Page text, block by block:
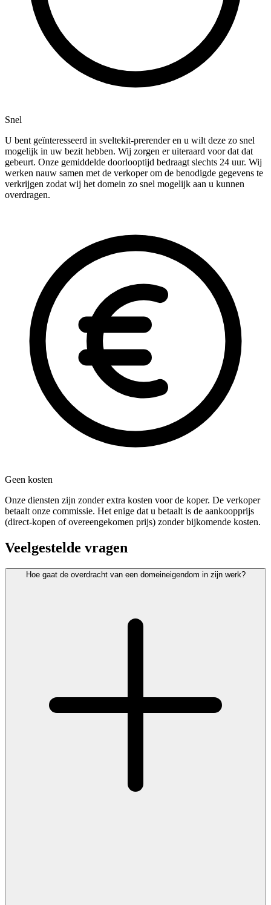
Snel
U bent geïnteresseerd in sveltekit-prerender en u wilt deze zo snel
mogelijk in uw bezit hebben. Wij zorgen er uiteraard voor dat dat
gebeurt. Onze gemiddelde doorlooptijd bedraagt slechts 24 uur. Wij
werken nauw samen met de verkoper om de benodigde gegevens te
verkrijgen zodat wij het domein zo snel mogelijk aan u kunnen
overdragen.
Geen kosten
Onze diensten zijn zonder extra kosten voor de koper. De verkoper
betaalt onze commissie. Het enige dat u betaalt is de aankoopprijs
(direct-kopen of overeengekomen prijs) zonder bijkomende kosten.
Veelgestelde vragen
Hoe gaat de overdracht van een domeineigendom in zijn werk?